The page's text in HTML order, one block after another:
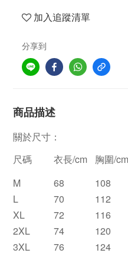
加入追蹤清單
分享到
商品描述
關於尺寸：
尺碼
衣長/cm 胸圍/cm
M
68 108
L
70 112
XL
72 116
2XL
74 120
3XL
76 124